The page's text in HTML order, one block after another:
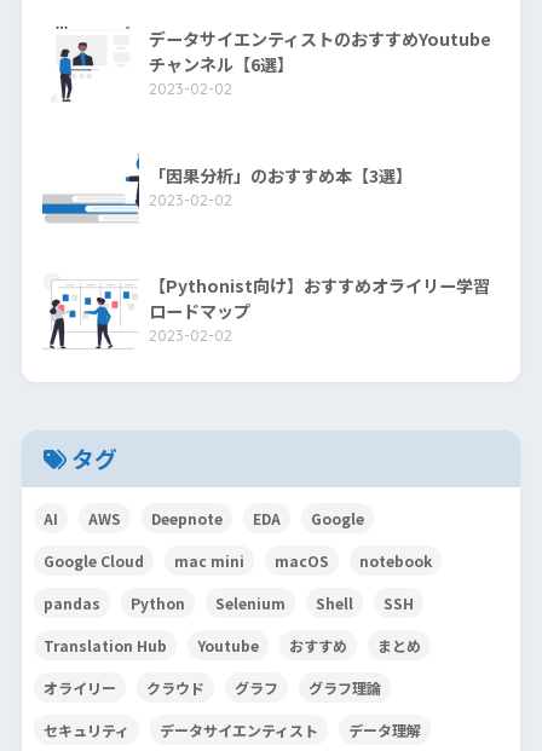
データサイエンティストのおすすめYoutube
チャンネル【6選】
2023-02-02
「因果分析」のおすすめ本【3選】
2023-02-02
【Pythonist向け】おすすめオライリー学習
ロードマップ
2023-02-02
タグ
AI AWS Deepnote EDA Google
Google Cloud mac mini macOS notebook
pandas Python Selenium Shell SSH
Translation Hub Youtube おすすめ まとめ
オライリー クラウド グラフ グラフ理論
セキュリティ データサイエンティスト データ理解